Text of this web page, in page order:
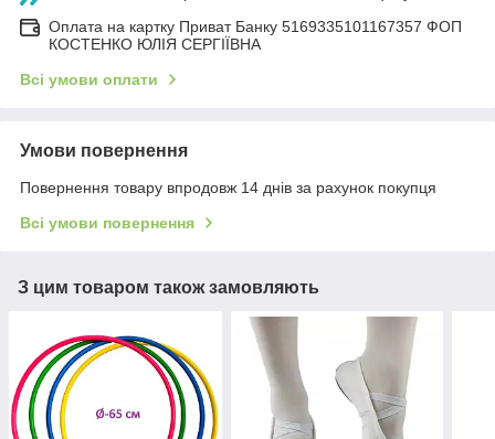
Оплата на картку Приват Банку 5169335101167357 ФОП
КОСТЕНКО ЮЛІЯ СЕРГІЇВНА
Всі умови оплати
Умови повернення
Повернення товару впродовж 14 днів за рахунок покупця
Всі умови повернення
З цим товаром також замовляють